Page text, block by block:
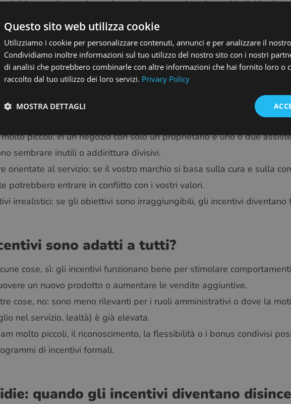
di lavoro di squadra: un’attenzione eccessiva ai premi individuali
per tutti: ciò che entusiasma una persona può demotivare
e affiatati.
hanno l’effetto contrario
piccoli: in un negozio con solo un proprietario e uno o due
sembrare inutili o addirittura divisivi.
orientate al servizio: se il vostro marchio si basa sulla cura e sulla
potrebbero entrare in conflitto con i vostri valori.
irrealistici: se gli obiettivi sono irraggiungibili, gli incentivi diventano
sono adatti a tutti?
cose, sì: gli incentivi funzionano bene per stimolare
un nuovo prodotto o aumentare le vendite aggiuntive.
cose, no: sono meno rilevanti per i ruoli amministrativi o dove la
nel servizio, lealtà) è già elevata.
molto piccoli, il riconoscimento, la flessibilità o i bonus condivisi
di incentivi formali.
quando gli incentivi diventano
Questo sito web utilizza cookie
Utilizziamo i cookie per personalizzare contenuti, annunci e per analizzare il
Condividiamo inoltre informazioni sul tuo utilizzo del nostro sito con i nostri
di analisi che potrebbero combinarle con altre informazioni che hai fornito loro o
raccolto dal tuo utilizzo dei loro servizi. Privacy Policy
MOSTRA DETTAGLI